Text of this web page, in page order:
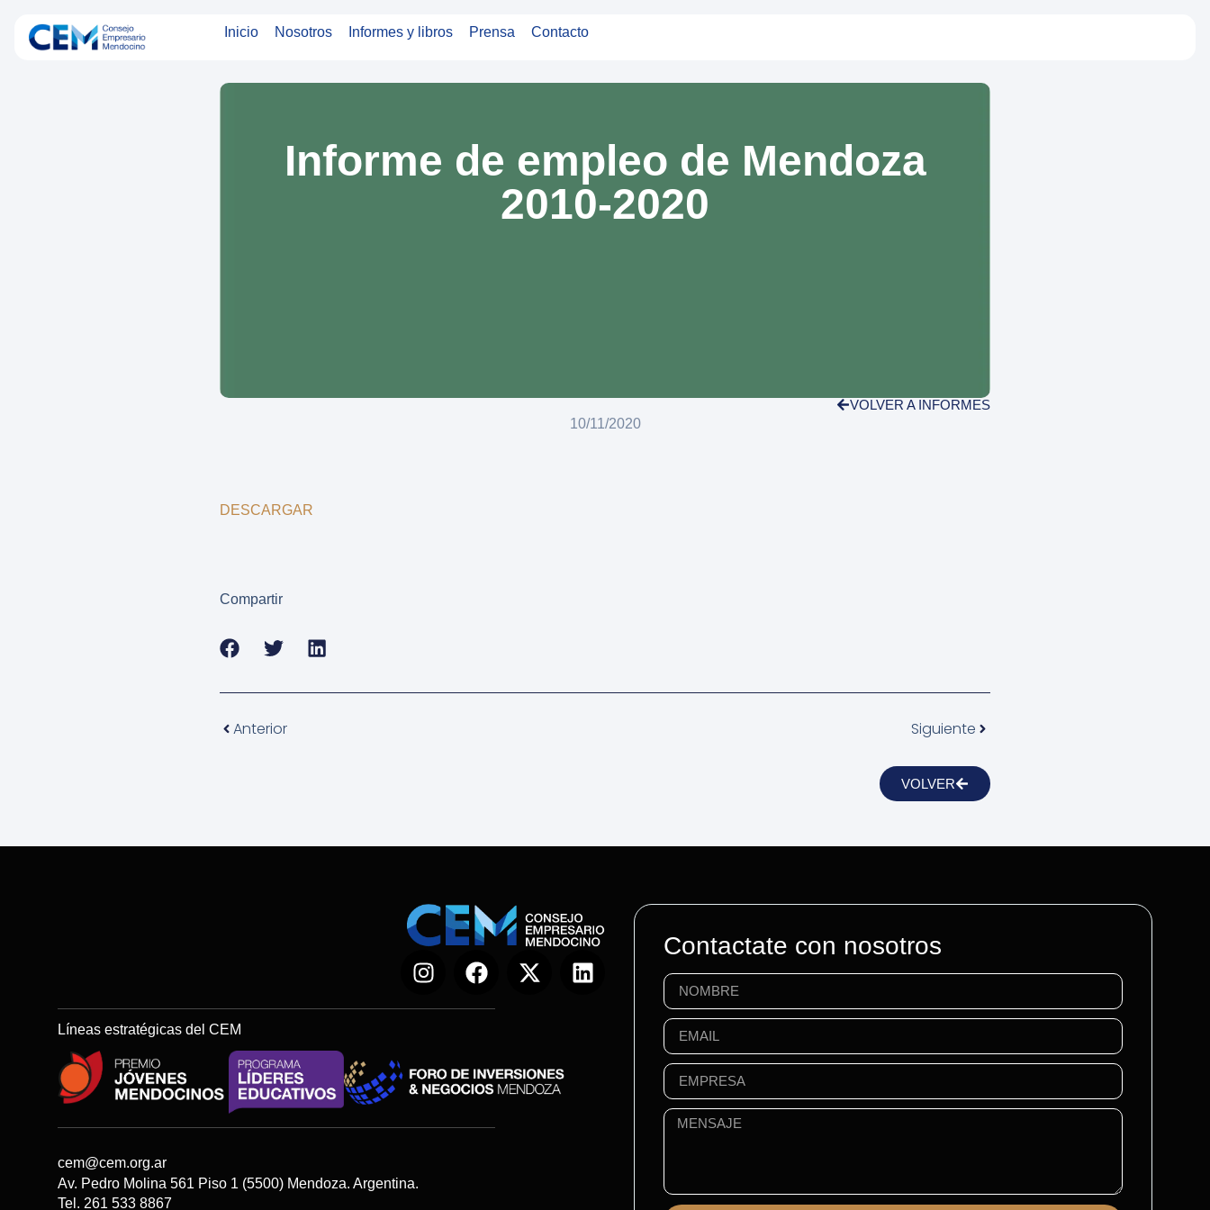
Inicio Nosotros Informes y libros Prensa Contacto
Informe de empleo de Mendoza
2010-2020
VOLVER A INFORMES
10/11/2020
DESCARGAR
Compartir
Anterior Siguiente
VOLVER
Contactate con nosotros
Líneas estratégicas del CEM
cem@cem.org.ar
Av. Pedro Molina 561 Piso 1 (5500) Mendoza. Argentina.
Tel. 261 533 8867